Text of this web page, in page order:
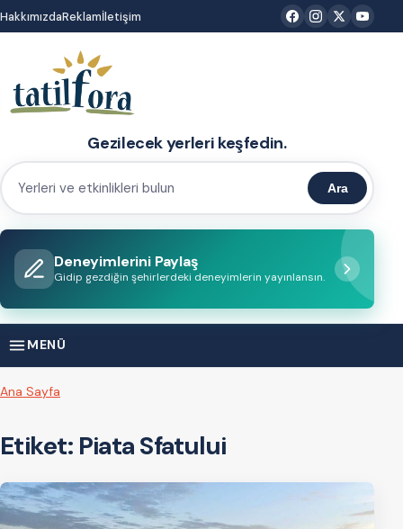
İçeriğe
atla
HakkımızdaReklamİletişim
Gezilecek yerleri keşfedin.
Yerleri
etkinlikleri
bulun
Ara
Deneyimlerini Paylaş
Gidip gezdiğin şehirlerdeki deneyimlerin yayınlansın.
MENÜ
Ana Sayfa
Etiket: Piata Sfatului